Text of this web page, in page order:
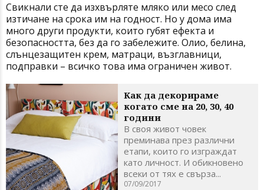
Свикнали сте да изхвърляте мляко или месо след
изтичане на срока им на годност. Но у дома има
много други продукти, които губят ефекта и
безопасността, без да го забележите. Олио, белина,
слънцезащитен крем, матраци, възглавници,
подправки – всичко това има ограничен живот.
Как да декорираме
когато сме на 20, 30, 40
години
В своя живот човек
преминава през различни
етапи, които го изграждат
като личност. И обикновено
всеки от тях е свърза...
07/09/2017